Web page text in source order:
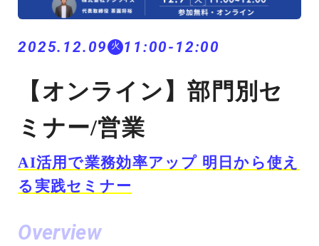
2025.12.09 火 11:00-12:00
【オンライン】部門別セ
ミナー/営業
AI活用で業務効率アップ 明日から使え
る実践セミナー
Overview